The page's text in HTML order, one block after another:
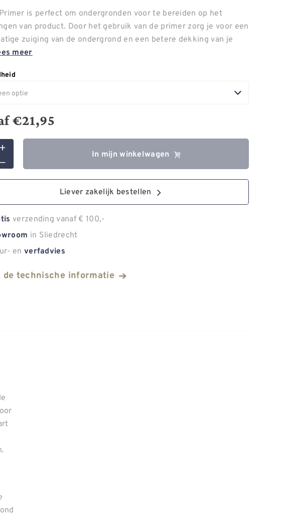
is perfect om ondergronden voor te bereiden op het
van product. Door het gebruik van de primer zorg je voor een
zuiging van de ondergrond en een betere dekking van je
meer
€21,95
In mijn winkelwagen
Liever zakelijk bestellen
verzending vanaf € 100,-
in Sliedrecht
en verfadvies
de technische informatie